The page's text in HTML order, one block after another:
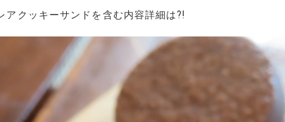
アクッキーサンドを含む内容詳細は?!